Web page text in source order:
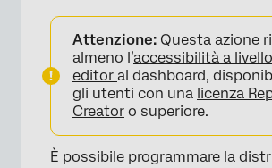
Attenzione: Questa azione
almeno l’accessibilità a
editor al dashboard,
gli utenti con una licenza
Creator o superiore.
È possibile programmare la